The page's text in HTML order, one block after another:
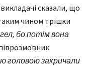
сказали, що
чином трішки
бо потім вона
головою закричали